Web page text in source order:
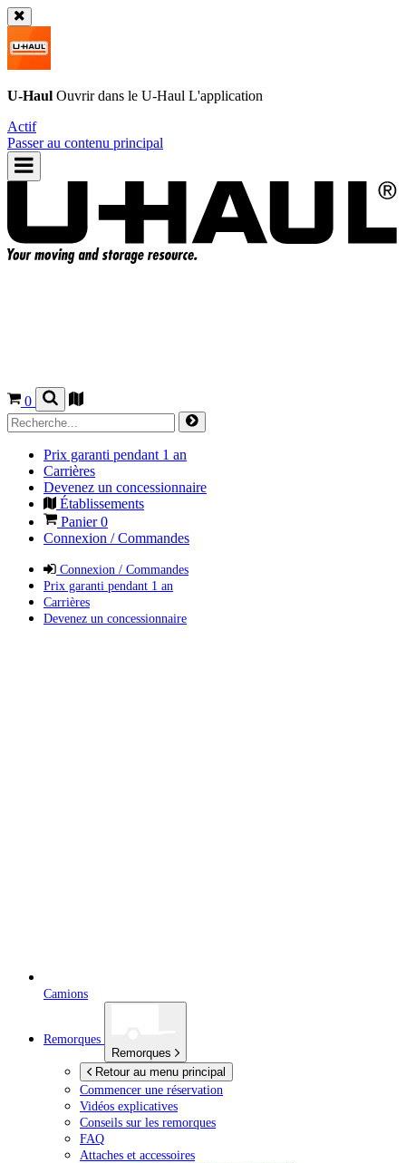
U-Haul Ouvrir dans le U-Haul L'application
Actif
Passer au contenu principal
0
Prix garanti pendant 1 an
Carrières
Devenez un concessionnaire
Établissements
Panier0
Connexion / Commandes
Connexion / Commandes
Prix garanti pendant 1 an
Carrières
Devenez un concessionnaire
Camions
Remorques
Remorques
Retour au menu principal
Commencer une réservation
Vidéos explicatives
Conseils sur les remorques
FAQ
Attaches et accessoires